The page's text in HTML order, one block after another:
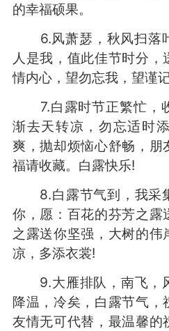
的幸福硕果。
6.风萧瑟，秋风扫落
人是我，值此佳节时分
情内心，望勿忘我，望谨
7.白露时节正繁忙，
渐去天转凉，勿忘适时
爽，抛却烦恼心舒畅，朋
福请收藏。白露快乐!
8.白露节气到，我采
你，愿：百花的芬芳之露
之露送你坚强，大树的
凉，多添衣裳!
9.大雁排队，南飞，
降温，冷矣，白露节气，
友情无可代替，最温馨的